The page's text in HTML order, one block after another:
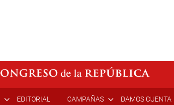
EDITORIAL CAMPAÑAS DAMOS CUENTA